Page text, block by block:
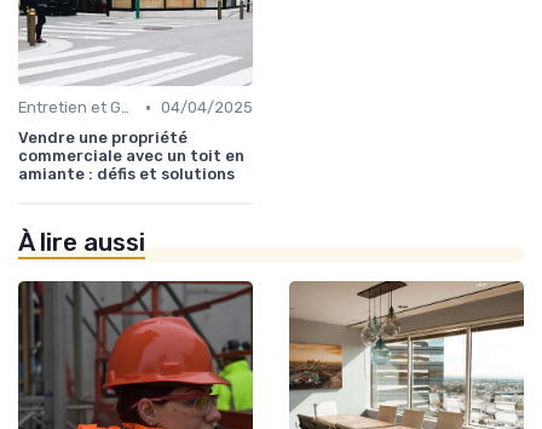
Entretien et Gestion du Risque Immobilier • 04/04/2025
Vendre une propriété
commerciale avec un toit en
amiante : défis et solutions
À lire aussi